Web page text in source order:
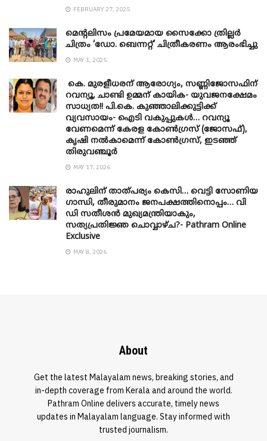
FEBRUARY 27, 2025
മെന്‍റലിസം പ്രമേയമായ സൈക്കോ ത്രില്ലർ
ചിത്രം ‘ഡോ. ബെന്നറ്റ്’ ചിത്രീകരണം ആരംഭിച്ചു
MAY 1, 2025
കെ. മുരളീധരന് ആരോഗ്യം, സണ്ണിജോസഫിന്
റവന്യൂ, ചാണ്ടി ഉമ്മന് കായിക- യുവജനക്ഷേമം
സാധ്യത!! പി.കെ. കുഞ്ഞാലിക്കുട്ടിക്ക്
വ്യവസായം- ഐടി വകുപ്പുകൾ… റവന്യൂ
വേണമെന്ന് കേരള കോൺഗ്രസ് (ജോസഫ്),
കൃഷി നൽകാമെന്ന് കോൺഗ്രസ്, ഇടഞ്ഞ്
തിരുവഞ്ചൂർ
MAY 17, 2026
രാഹുലിന് താത്പര്യം കെസി… വെട്ടി സോണിയ
​ഗാന്ധി, തീരുമാനം ജനപക്ഷത്തിനൊപ്പം… വി
ഡി സതീശൻ മുഖ്യമന്ത്രിയാകും,
സത്യപ്രതിജ്ഞ ചൊവ്വാഴ്ച?- Pathram Online
Exclusive
MAY 8, 2026
About
Get the latest Malayalam news, breaking stories, and
in-depth coverage from Kerala and around the world.
Pathram Online delivers accurate, timely news
updates in Malayalam language. Stay informed with
trusted journalism.